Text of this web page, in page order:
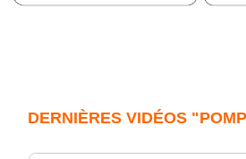
DERNIÈRES VIDÉOS